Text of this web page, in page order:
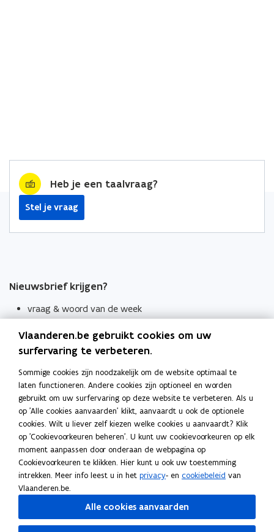
Heb je een taalvraag?
Stel je vraag
Nieuwsbrief krijgen?
vraag & woord van de week
Schrijf je in
Thema's
Taaladviezen
Spellingregels
Tips voor duidelijke taal
Bekijk ook
Spellingtests
Boek- en webwijzer
Vlaanderen.be gebruikt cookies om uw
surfervaring te verbeteren.
Sommige cookies zijn noodzakelijk om de website optimaal te
laten functioneren. Andere cookies zijn optioneel en worden
gebruikt om uw surfervaring op deze website te verbeteren. Als u
op 'Alle cookies aanvaarden' klikt, aanvaardt u ook de optionele
cookies. Wilt u liever zelf kiezen welke cookies u aanvaardt? Klik
op 'Cookievoorkeuren beheren'. U kunt uw cookievoorkeuren op elk
moment aanpassen door onderaan de webpagina op
Cookievoorkeuren te klikken. Hier kunt u ook uw toestemming
intrekken. Meer info leest u in het privacy- en cookiebeleid van
Vlaanderen.be.
Alle cookies aanvaarden